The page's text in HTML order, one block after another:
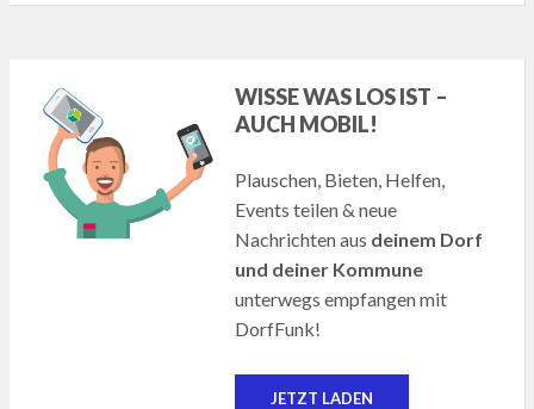
WISSE WAS LOS IST –
AUCH MOBIL!
Plauschen, Bieten, Helfen,
Events teilen & neue
Nachrichten aus deinem Dorf
und deiner Kommune
unterwegs empfangen mit
DorfFunk!
JETZT LADEN